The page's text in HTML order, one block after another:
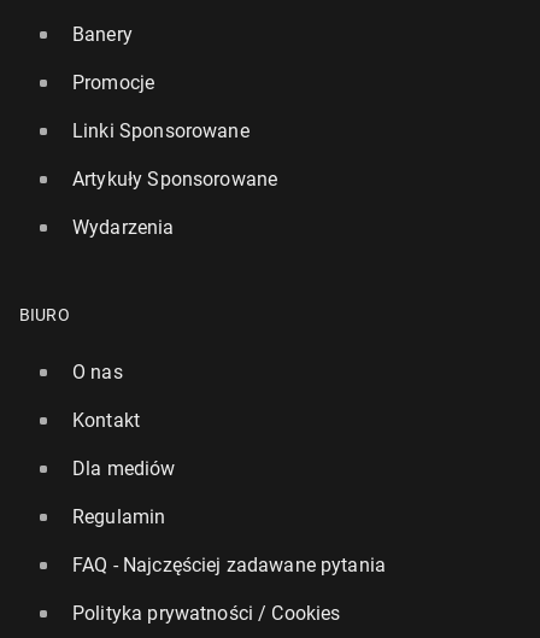
Banery
Promocje
Linki Sponsorowane
Artykuły Sponsorowane
Wydarzenia
BIURO
O nas
Kontakt
Dla mediów
Regulamin
FAQ - Najczęściej zadawane pytania
Polityka prywatności / Cookies